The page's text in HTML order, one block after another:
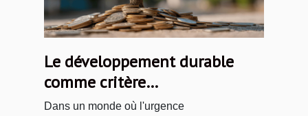
Le développement durable
comme critère
d'investissement
Dans un monde où l'urgence